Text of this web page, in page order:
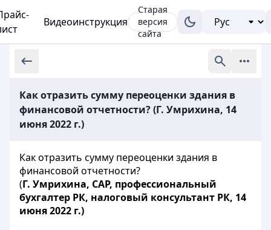
Видеоинструкция
Старая
версия
сайта
Как отразить сумму переоценки здания в
финансовой отчетности? (Г. Умрихина, 14
июня 2022 г.)
Как отразить сумму переоценки здания в
финансовой отчетности?
(Г. Умрихина, CAP, профессиональный
бухгалтер РК, налоговый консультант РК, 14
июня 2022 г.)